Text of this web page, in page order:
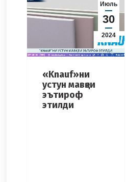
Июль
30
2024
«Knauf»ни
устун мавқеи
эътироф
этилди